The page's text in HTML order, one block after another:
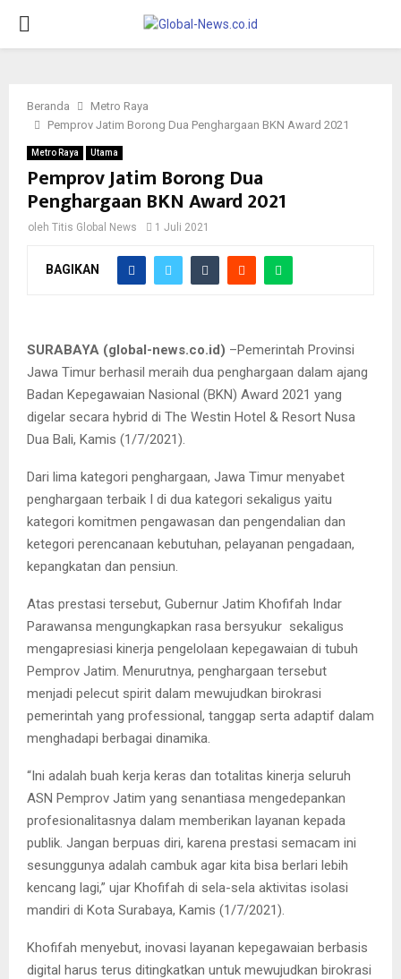
PRIMARY
Beranda
Metro Raya
Pemprov Jatim Borong Dua Penghargaan BKN Award 2021
Metro Raya Utama
Pemprov Jatim Borong Dua
Penghargaan BKN Award 2021
oleh Titis Global News 1 Juli 2021
BAGIKAN
Jawa Timur menyabet penghargaan terbaik I di dua kategori
sekaligus yaitu kategori komitmen pengawasan dan
SURABAYA (global-news.co.id) –Pemerintah Provinsi
Jawa Timur berhasil meraih dua penghargaan dalam ajang
Badan Kepegawaian Nasional (BKN) Award 2021 yang
digelar secara hybrid di The Westin Hotel & Resort Nusa
Dua Bali, Kamis (1/7/2021).
Dari lima kategori penghargaan, Jawa Timur menyabet
penghargaan terbaik I di dua kategori sekaligus yaitu
kategori komitmen pengawasan dan pengendalian dan
ketegori perencanaan kebutuhan, pelayanan pengadaan,
kepangkatan dan pensiun.
Atas prestasi tersebut, Gubernur Jatim Khofifah Indar
Parawansa mengungkapkan rasa bersyukur sekaligus
mengapresiasi kinerja pengelolaan kepegawaian di tubuh
Pemprov Jatim. Menurutnya, penghargaan tersebut
menjadi pelecut spirit dalam mewujudkan birokrasi
pemerintah yang professional, tanggap serta adaptif dalam
menghadapi berbagai dinamika.
“Ini adalah buah kerja keras dan totalitas kinerja seluruh
ASN Pemprov Jatim yang senantiasa mengedepankan
profesionalitasnya dalam memberikan layanan kepada
publik. Jangan berpuas diri, karena prestasi semacam ini
sesunggunya adalah cambuk agar kita bisa berlari lebih
kencang lagi,” ujar Khofifah di sela-sela aktivitas isolasi
mandiri di Kota Surabaya, Kamis (1/7/2021).
Khofifah menyebut, inovasi layanan kepegawaian berbasis
digital harus terus ditingkatkan untuk mewujudkan birokrasi